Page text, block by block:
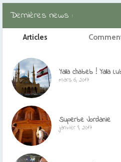
Dernières news :
Articles
Yalla chabeb ! Yalla
mars 6, 2017
Superbe Jordanie
janvier 9, 2017